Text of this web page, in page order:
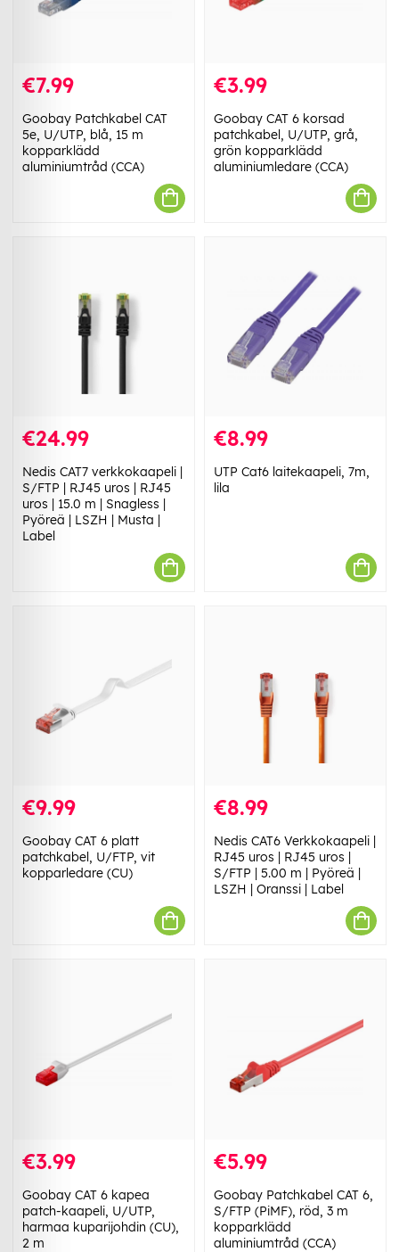
€7.99
Goobay Patchkabel CAT
5e, U/UTP, blå, 15 m
kopparklädd
aluminiumtråd (CCA)
€3.99
Goobay CAT 6 korsad
patchkabel, U/UTP, grå,
grön kopparklädd
aluminiumledare (CCA)
€24.99
Nedis CAT7 verkkokaapeli |
S/FTP | RJ45 uros | RJ45
uros | 15.0 m | Snagless |
Pyöreä | LSZH | Musta |
Label
€8.99
UTP Cat6 laitekaapeli, 7m,
lila
€9.99
Goobay CAT 6 platt
patchkabel, U/FTP, vit
kopparledare (CU)
€8.99
Nedis CAT6 Verkkokaapeli |
RJ45 uros | RJ45 uros |
S/FTP | 5.00 m | Pyöreä |
LSZH | Oranssi | Label
€3.99
Goobay CAT 6 kapea
patch-kaapeli, U/UTP,
harmaa kuparijohdin (CU),
2 m
€5.99
Goobay Patchkabel CAT 6,
S/FTP (PiMF), röd, 3 m
kopparklädd
aluminiumtråd (CCA)